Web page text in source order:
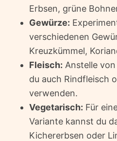
Erbsen, grüne
Gewürze:
verschiedenen
Kreuzkümmel,
Fleisch: Anstelle
du auch Rindfleisch
verwenden.
Vegetarisch: Für
Variante kannst du
Kichererbsen oder